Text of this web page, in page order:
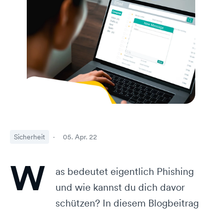
Sicherheit · 05. Apr. 22
W
as bedeutet eigentlich Phishing
und wie kannst du dich davor
schützen? In diesem Blogbeitrag